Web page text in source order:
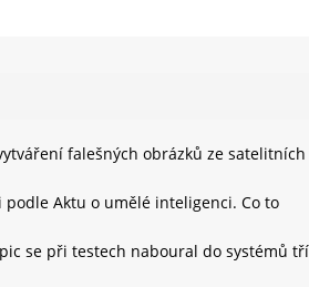
falešných obrázků ze satelitních
Aktu o umělé inteligenci. Co to
se při testech naboural do systémů tří